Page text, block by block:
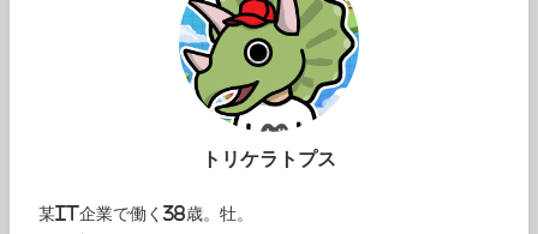
トリケラトプス
某IT企業で働く38歳。牡。